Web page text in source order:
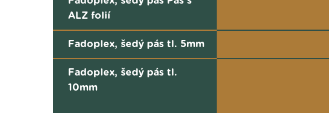
ALZ folií
Fadoplex, šedý pás tl. 5mm
Fadoplex, šedý pás tl.
10mm